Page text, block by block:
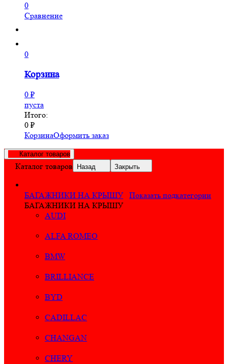
0
Сравнение
0
Корзина
0 ₽
пуста
Итого:
0 ₽
КорзинаОформить заказ
Каталог товаров
Каталог товаров Назад Закрыть
БАГАЖНИКИ НА КРЫШУ
Показать подкатегории
БАГАЖНИКИ НА КРЫШУ
AUDI
ALFA ROMEO
BMW
BRILLIANCE
BYD
CADILLAC
CHANGAN
CHERY